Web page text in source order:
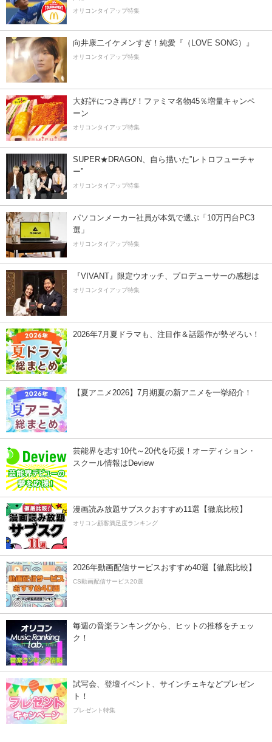
オリコンタイアップ特集
向井康二イケメンすぎ！純愛『（LOVE SONG）』
オリコンタイアップ特集
大好評につき再び！ファミマ名物45％増量キャンペ
ーン
オリコンタイアップ特集
SUPER★DRAGON、自ら描いた”レトロフューチャ
ー”
オリコンタイアップ特集
パソコンメーカー社員が本気で選ぶ「10万円台PC3
選」
オリコンタイアップ特集
『VIVANT』限定ウオッチ、プロデューサーの感想は
オリコンタイアップ特集
2026年7月夏ドラマも、注目作＆話題作が勢ぞろい！
【夏アニメ2026】7月期夏の新アニメを一挙紹介！
芸能界を志す10代～20代を応援！オーディション・
スクール情報はDeview
漫画読み放題サブスクおすすめ11選【徹底比較】
オリコン顧客満足度ランキング
2026年動画配信サービスおすすめ40選【徹底比較】
CS動画配信サービス20選
毎週の音楽ランキングから、ヒットの推移をチェッ
ク！
試写会、登壇イベント、サインチェキなどプレゼン
ト！
プレゼント特集